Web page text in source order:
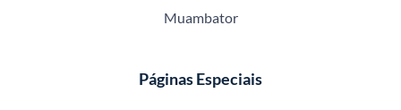
Muambator
Páginas Especiais